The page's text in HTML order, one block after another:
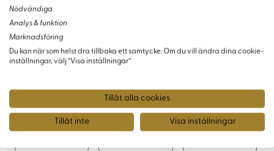
Varianter
Nödvändiga
Analys & funktion
Marknadsföring
Du kan när som helst dra tillbaka ett samtycke. Om du vill ändra dina cookie-
inställningar, välj “Visa inställningar”
Tillåt alla cookies
Tillåt inte Visa inställningar